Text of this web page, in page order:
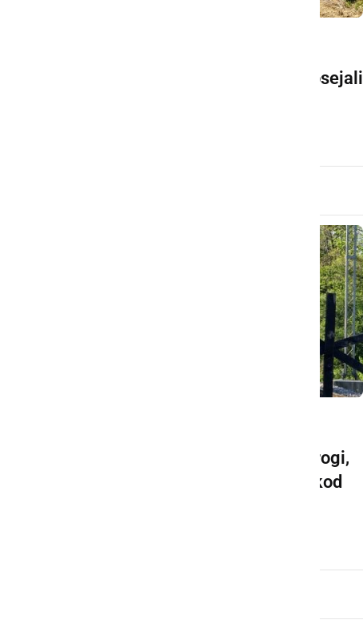
Ob Stanici v Osluševcih posejali
Zaradi del na železniški progi,
med 7. in 22 majem ponekod